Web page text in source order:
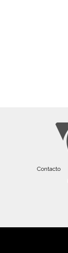
Contacto